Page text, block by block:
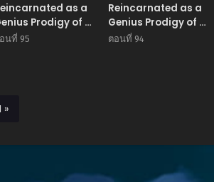
as a
Prodigy of a
Family
นที่ 95
Reincarnated as a
Genius Prodigy of a
Prestigious Family
ตอนที่ 94
»